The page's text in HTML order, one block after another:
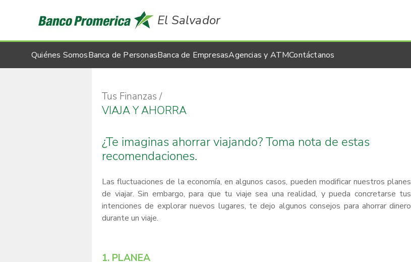
El Salvador
Quiénes SomosBanca de PersonasBanca de EmpresasAgencias y ATMContáctanos
Tus Finanzas
VIAJA Y AHORRA
¿Te imaginas ahorrar viajando? Toma nota de estas
recomendaciones.
Las fluctuaciones de la economía, en algunos casos, pueden modificar nuestros planes
de viajar. Sin embargo, para que tu viaje sea una realidad, y pueda concretarse tus
intenciones de explorar nuevos lugares, te dejo algunos consejos para ahorrar dinero
durante un viaje.
1. PLANEA